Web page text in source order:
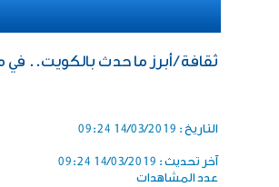
ثقافة / أبرز ما حدث بالكويت.. في
التاريخ : 14/03/2019 09:24
آخر تحديث : 14/03/2019 09:24
عدد المشاهدات